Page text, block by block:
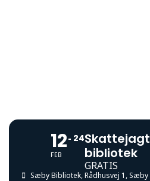
12
FEB
24
bibliotek
GRATIS
Sæby Bibliotek, Rådhusvej 1, Sæby